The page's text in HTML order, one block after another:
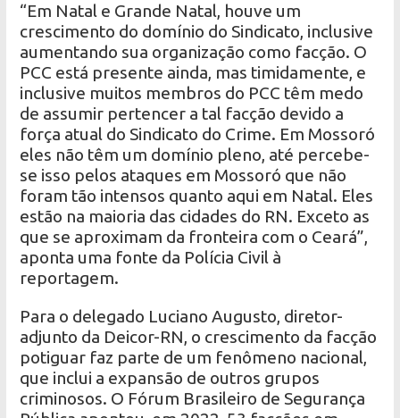
“Em Natal e Grande Natal, houve um
crescimento do domínio do Sindicato, inclusive
aumentando sua organização como facção. O
PCC está presente ainda, mas timidamente, e
inclusive muitos membros do PCC têm medo
de assumir pertencer a tal facção devido a
força atual do Sindicato do Crime. Em Mossoró
eles não têm um domínio pleno, até percebe-
se isso pelos ataques em Mossoró que não
foram tão intensos quanto aqui em Natal. Eles
estão na maioria das cidades do RN. Exceto as
que se aproximam da fronteira com o Ceará”,
aponta uma fonte da Polícia Civil à
reportagem.
Para o delegado Luciano Augusto, diretor-
adjunto da Deicor-RN, o crescimento da facção
potiguar faz parte de um fenômeno nacional,
que inclui a expansão de outros grupos
criminosos. O Fórum Brasileiro de Segurança